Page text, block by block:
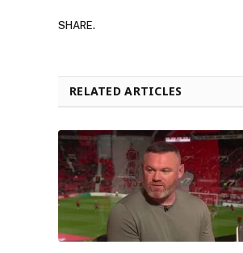
SHARE.
RELATED ARTICLES